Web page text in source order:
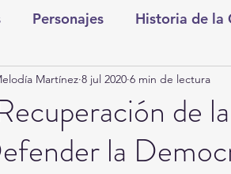
Personajes Historia de la
Salud Entretenimiento
Columnistas CDMX
de
la
Martínez 8 jul 2020 6 min de lectura